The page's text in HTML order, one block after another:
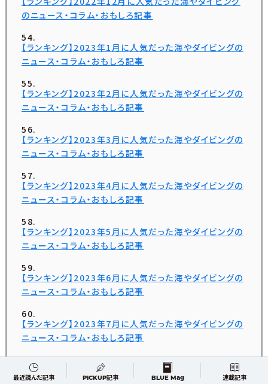
のニュース・コラム・おもしろ記事
【ランキング】2023年1月に人気だった海やダイビングの
ニュース・コラム・おもしろ記事
【ランキング】2023年2月に人気だった海やダイビングの
ニュース・コラム・おもしろ記事
【ランキング】2023年3月に人気だった海やダイビングの
ニュース・コラム・おもしろ記事
【ランキング】2023年4月に人気だった海やダイビングの
ニュース・コラム・おもしろ記事
【ランキング】2023年5月に人気だった海やダイビングの
ニュース・コラム・おもしろ記事
【ランキング】2023年6月に人気だった海やダイビングの
ニュース・コラム・おもしろ記事
【ランキング】2023年7月に人気だった海やダイビングの
ニュース・コラム・おもしろ記事
【ランキング】2023年9月に人気だった海やダイビングの
最近読んだ記事 PICKUP記事 BLUE Mag 連載記事